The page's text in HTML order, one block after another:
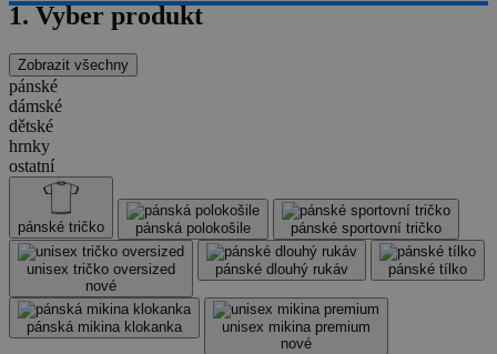
1. Vyber produkt
Zobrazit všechny
pánské
dámské
dětské
hrnky
ostatní
pánské tričko pánská polokošile pánské sportovní tričko
unisex tričko oversized
nové
pánské dlouhý rukáv pánské tílko
pánská mikina klokanka
unisex mikina premium
nové